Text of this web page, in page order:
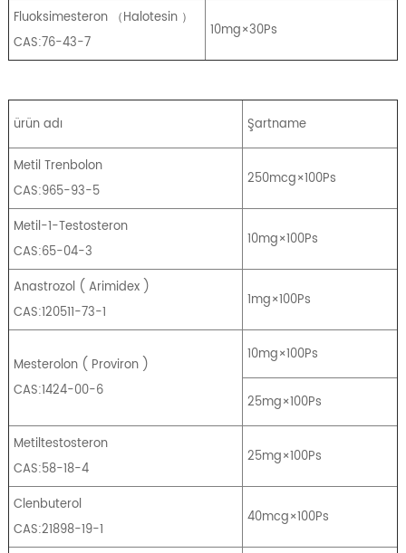
Fluoksimesteron （Halotesin ）
CAS:76-43-7
10mg×30Ps
ürün adı Şartname
Metil Trenbolon
CAS:965-93-5
250mcg×100Ps
Metil-1-Testosteron
CAS:65-04-3
10mg×100Ps
Anastrozol ( Arimidex )
CAS:120511-73-1
1mg×100Ps
Mesterolon ( Proviron )
CAS:1424-00-6
10mg×100Ps
25mg×100Ps
Metiltestosteron
CAS:58-18-4
25mg×100Ps
Clenbuterol
CAS:21898-19-1
40mcg×100Ps